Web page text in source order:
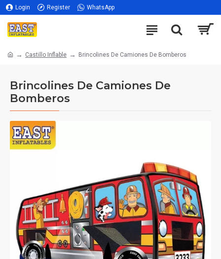
Login Register WhatsApp
Castillo Inflable Brincolines De Camiones De Bomberos
Brincolines De Camiones De
Bomberos